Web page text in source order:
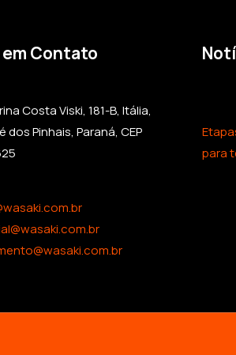
Contato
Costa Viski, 181-B, Itália,
dos Pinhais, Paraná, CEP
para